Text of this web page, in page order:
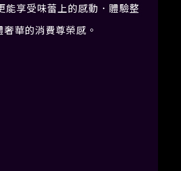
能享受味蕾上的感動．體驗整
奢華的消費尊榮感。